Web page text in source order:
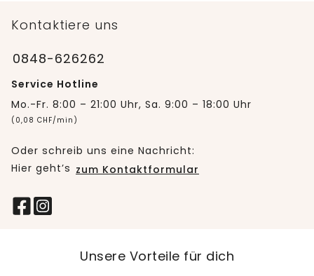
Kontaktiere uns
0848-626262
Service Hotline
Mo.-Fr. 8:00 – 21:00 Uhr, Sa. 9:00 – 18:00 Uhr
(0,08 CHF/min)
Oder schreib uns eine Nachricht:
Hier geht’s zum Kontaktformular
Unsere Vorteile für dich